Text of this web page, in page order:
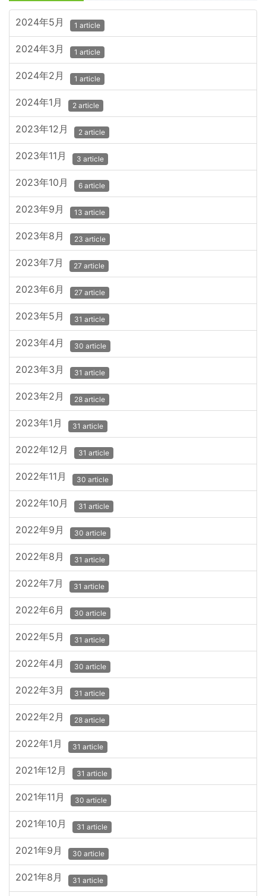
2024年5月 1 article
2024年3月 1 article
2024年2月 1 article
2024年1月 2 article
2023年12月 2 article
2023年11月 3 article
2023年10月 6 article
2023年9月 13 article
2023年8月 23 article
2023年7月 27 article
2023年6月 27 article
2023年5月 31 article
2023年4月 30 article
2023年3月 31 article
2023年2月 28 article
2023年1月 31 article
2022年12月 31 article
2022年11月 30 article
2022年10月 31 article
2022年9月 30 article
2022年8月 31 article
2022年7月 31 article
2022年6月 30 article
2022年5月 31 article
2022年4月 30 article
2022年3月 31 article
2022年2月 28 article
2022年1月 31 article
2021年12月 31 article
2021年11月 30 article
2021年10月 31 article
2021年9月 30 article
2021年8月 31 article